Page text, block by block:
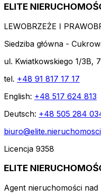
ELITE
LEWOBRZEŻE I
Siedziba główna -
ul. Kwiatkowskiego 1/3B,
tel. +48 91 817 17 17
English: +48 517 624 813
Deutsch: +48 505 284
Licencja 9358
ELITE
Agent nieruchomości nad